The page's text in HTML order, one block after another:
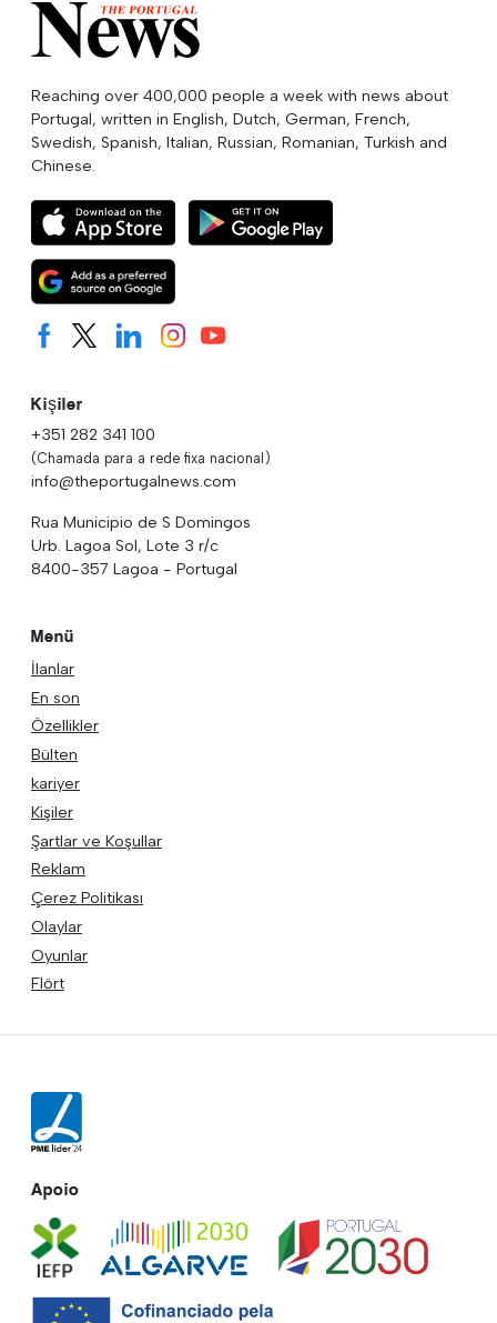
Reaching over 400,000 people a week with news about
Portugal, written in English, Dutch, German, French,
Swedish, Spanish, Italian, Russian, Romanian, Turkish and
Chinese.
Kişiler
+351 282 341 100
(Chamada para a rede fixa nacional)
info@theportugalnews.com
Rua Municipio de S Domingos
Urb. Lagoa Sol, Lote 3 r/c
8400-357 Lagoa - Portugal
Menü
İlanlar
En son
Özellikler
Bülten
kariyer
Kişiler
Şartlar ve Koşullar
Reklam
Çerez Politikası
Olaylar
Oyunlar
Flört
Apoio